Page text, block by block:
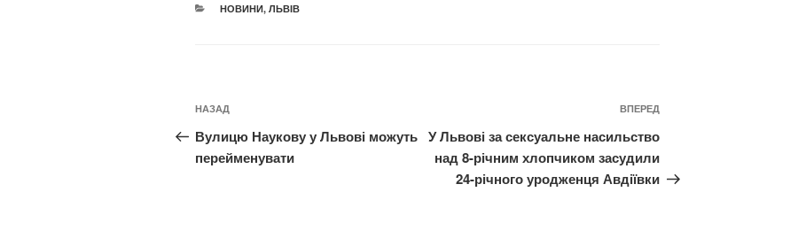
КАТЕГОРІЇ
НОВИНИ, ЛЬВІВ
Навігація
записів
Попередній
запис:
НАЗАД
Вулицю Наукову у Львові можуть
перейменувати
Наступний
запис
ВПЕРЕД
У Львові за сексуальне насильство
над 8-річним хлопчиком засудили
24-річного уродженця Авдіївки